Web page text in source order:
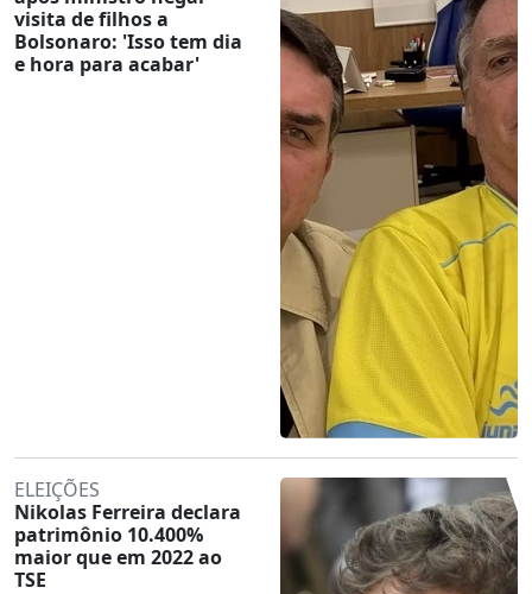
visita de filhos a
Bolsonaro: 'Isso tem dia
e hora para acabar'
ELEIÇÕES
Nikolas Ferreira declara
patrimônio 10.400%
maior que em 2022 ao
TSE